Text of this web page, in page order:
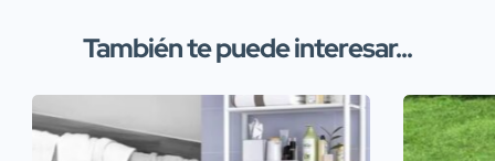
También te puede interesar...